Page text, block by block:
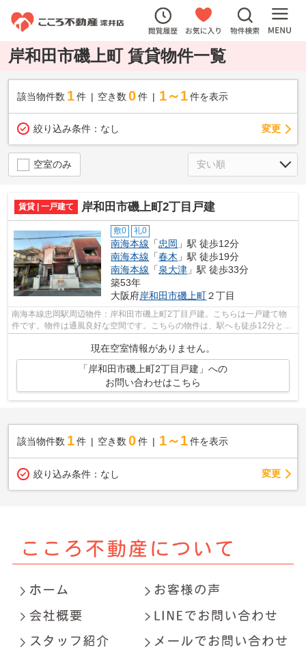
岸和田市磯上町 賃貸物件一覧
該当物件数 1件 空き数 0 件 1～1 件を表示
絞り込み条件： なし 変更
空室のみ
賃貸 | 一戸建て 岸和田市磯上町2丁目戸建
敷0 礼0
南海本線 「忠岡 」駅 徒歩12分
南海本線 「春木 」駅 徒歩19分
南海本線 「泉大津 」駅 徒歩33分
築53年
大阪府岸和田市磯上町２丁目
南海本線忠岡駅周辺物件：岸和田市磯上町2丁目戸建。こちらは一戸建て物
件です。物件は通風良好な空間です。こちらの物件は、駅へも徒歩12分と歩
いてアクセスできます。一戸建ての詳細...
現在空室情報がありません。
「岸和田市磯上町2丁目戸建」への
お問い合わせはこちら
該当物件数 1件 空き数 0 件 1～1 件を表示
絞り込み条件： なし 変更